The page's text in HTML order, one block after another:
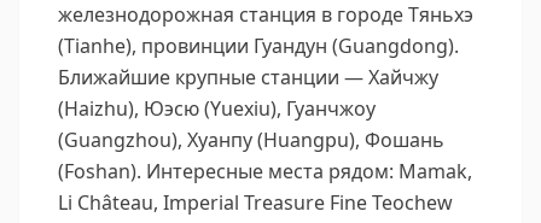
железнодорожная станция в городе Тяньхэ
(Tianhe), провинции Гуандун (Guangdong).
Ближайшие крупные станции — Хайчжу
(Haizhu), Юэсю (Yuexiu), Гуанчжоу
(Guangzhou), Хуанпу (Huangpu), Фошань
(Foshan). Интересные места рядом: Mamak,
Li Château, Imperial Treasure Fine Teochew